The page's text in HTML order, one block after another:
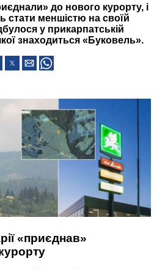
до нового курорту, і
стати меншістю на своїй
у прикарпатській
знаходиться «Буковель».
«приєднав»